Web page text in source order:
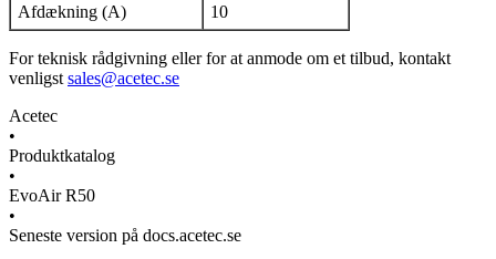
Afdækning (A)
10
For teknisk rådgivning eller for at anmode om et tilbud, kontakt
venligst sales@acetec.se
Acetec
•
Produktkatalog
•
EvoAir R50
•
Seneste version på docs.acetec.se